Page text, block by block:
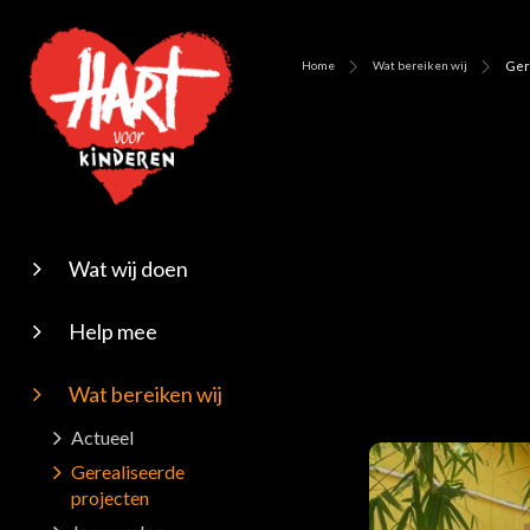
Wat wij doen
Hulp aan kinderen
Eenmalige hulpacties
Waar wij werken
Help mee
erfstelling
periodiek schenken
Donatie
Kom zelf in actie
Wat bereiken wij
Actueel
Gerealiseerde
projecten
Home Wat bereiken wij